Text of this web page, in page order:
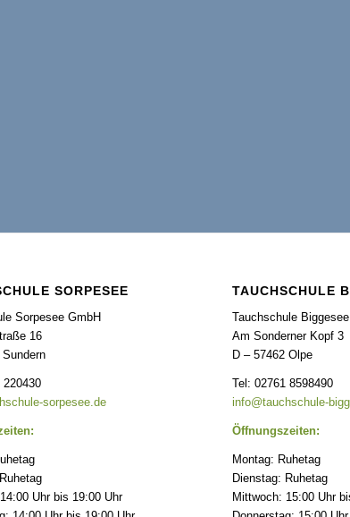
SORPESEE
Sorpesee GmbH
16
Sundern
220430
sorpesee.de
Uhr bis 19:00 Uhr
TAUCHSCHULE
Tauchschule
Am Sonderner Kopf 3
D – 57462 Olpe
Tel: 02761 8598490
info@tauchschule-
Öffnungszeiten:
Montag: Ruhetag
Dienstag: Ruhetag
Mittwoch: 15:00 Uhr